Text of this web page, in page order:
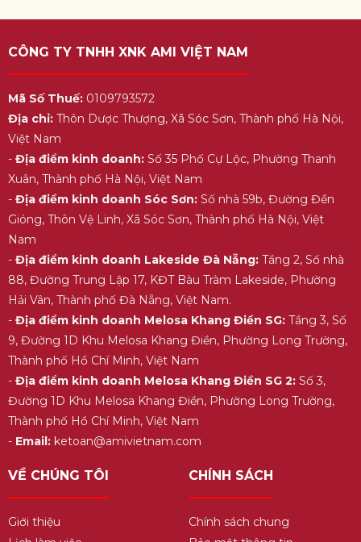
CÔNG TY TNHH XNK AMI VIỆT NAM
Mã Số Thuế:0109793572
Địa chỉ:Thôn Dược Thượng, Xã Sóc Sơn, Thành phố Hà Nội,
Việt Nam
- Địa điểm kinh doanh:Số 35 Phố Cự Lộc, Phường Thanh
Xuân, Thành phố Hà Nội, Việt Nam
- Địa điểm kinh doanh Sóc Sơn:Số nhà 59b, Đường Đền
Gióng, Thôn Vệ Linh, Xã Sóc Sơn, Thành phố Hà Nội, Việt
Nam
- Địa điểm kinh doanh Lakeside Đà Nẵng:Tầng 2, Số nhà
88, Đường Trung Lập 17, KĐT Bàu Tràm Lakeside, Phường
Hải Vân, Thành phố Đà Nẵng, Việt Nam.
- Địa điểm kinh doanh Melosa Khang Điền SG:Tầng 3, Số
9, Đường 1D Khu Melosa Khang Điền, Phường Long Trường,
Thành phố Hồ Chí Minh, Việt Nam
- Địa điểm kinh doanh Melosa Khang Điền SG 2:Số 3,
Đường 1D Khu Melosa Khang Điền, Phường Long Trường,
Thành phố Hồ Chí Minh, Việt Nam
- Email:ketoan@amivietnam.com
VỀ CHÚNG TÔI
Giới thiệu
CHÍNH SÁCH
Chính sách chung